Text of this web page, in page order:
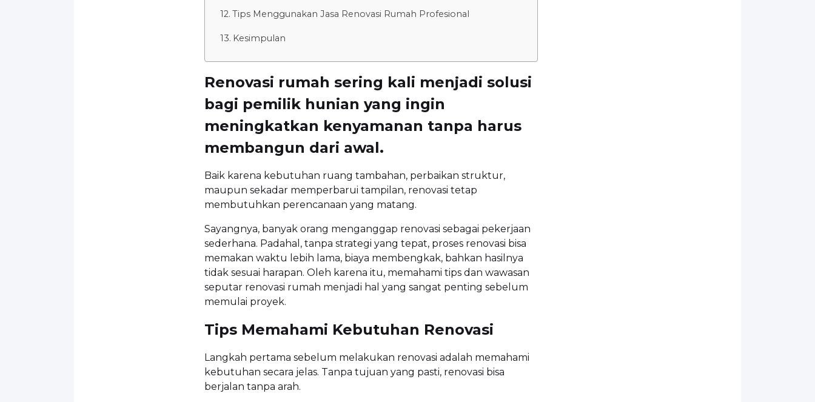
Tips Menggunakan Jasa Renovasi Rumah Profesional
Kesimpulan
Renovasi rumah sering kali menjadi solusi
bagi pemilik hunian yang ingin
meningkatkan kenyamanan tanpa harus
membangun dari awal.
Baik karena kebutuhan ruang tambahan, perbaikan struktur,
maupun sekadar memperbarui tampilan, renovasi tetap
membutuhkan perencanaan yang matang.
Sayangnya, banyak orang menganggap renovasi sebagai pekerjaan
sederhana. Padahal, tanpa strategi yang tepat, proses renovasi bisa
memakan waktu lebih lama, biaya membengkak, bahkan hasilnya
tidak sesuai harapan. Oleh karena itu, memahami tips dan wawasan
seputar renovasi rumah menjadi hal yang sangat penting sebelum
memulai proyek.
Tips Memahami Kebutuhan Renovasi
Langkah pertama sebelum melakukan renovasi adalah memahami
kebutuhan secara jelas. Tanpa tujuan yang pasti, renovasi bisa
berjalan tanpa arah.